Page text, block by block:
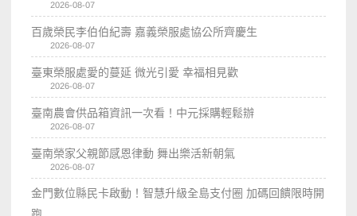
2026-08-07
百歲榮民李伯伯紀壽 嘉義榮服處協公所齊慶生
2026-08-07
臺東榮服處愛的蔓延 微光引愛 幸福相見歡
2026-08-07
臺南農會供品箱資訊一次看！中元採購輕鬆辦
2026-08-07
臺南榮家父親節感恩律動 舞出樂活新朝氣
2026-08-07
金門數位縣民卡啟動！智慧升級全島支付圈 加碼回饋限時開